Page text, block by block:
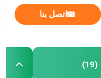
اتصل بنا
(19)